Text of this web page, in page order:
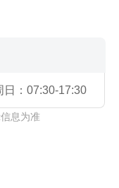
日：07:30-17:30
息为准